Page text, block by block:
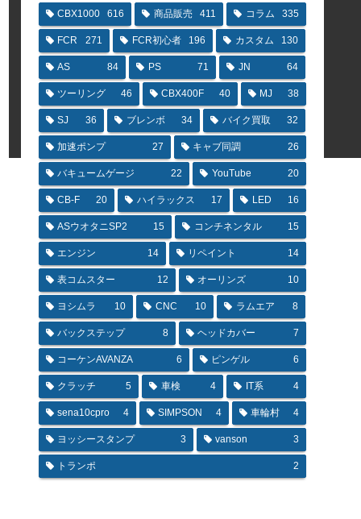
CBX1000 616 商品販売 411 コラム 335
FCR 271 FCR初心者 196 カスタム 130
AS 84 PS 71 JN 64
ツーリング 46 CBX400F 40 MJ 38
SJ 36 ブレンボ 34 バイク買取 32
加速ポンプ 27 キャブ同調 26
バキュームゲージ 22 YouTube 20
CB-F 20 ハイラックス 17 LED 16
ASウオタニSP2 15 コンチネンタル 15
エンジン 14 リペイント 14
表コムスター 12 オーリンズ 10
ヨシムラ 10 CNC 10 ラムエア 8
バックステップ 8 ヘッドカバー 7
コーケンAVANZA 6 ピンゲル 6
クラッチ 5 車検 4 IT系 4
sena10cpro 4 SIMPSON 4 車輪村 4
ヨッシースタンプ 3 vanson 3
トランポ 2